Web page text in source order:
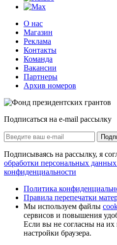
О нас
Магазин
Реклама
Контакты
Команда
Вакансии
Партнеры
Архив номеров
Подписаться на e-mail рассылку
Подписываясь на рассылку, я
обработки персональных данных
конфиденциальности
Политика
Правила перепечатки
Мы используем файлы
сервисов и повышения
Если вы не согласны на их
настройки браузера.